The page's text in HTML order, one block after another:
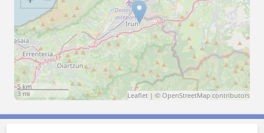
5 km
3 mi
Leaflet | © OpenStreetMap contributors